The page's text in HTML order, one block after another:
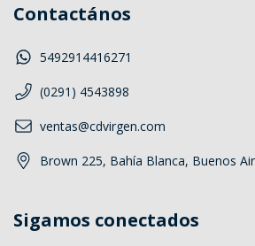
Contactános
5492914416271
(0291) 4543898
ventas@cdvirgen.com
Brown 225, Bahía Blanca, Buenos
Sigamos conectados